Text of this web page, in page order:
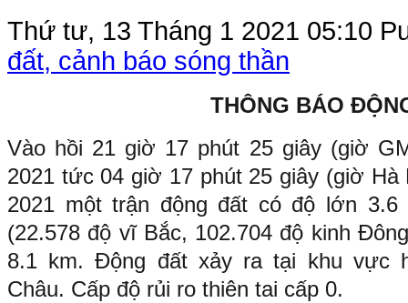
Thứ tư, 13 Tháng 1 2021 05:10
đất, cảnh báo sóng thần
THÔNG BÁO
Vào hồi 21 giờ 17 phút 25 giây (giờ
2021 tức 04 giờ 17 phút 25 giây (giờ Hà
2021 một trận động đất có độ lớn
(22.578 độ vĩ Bắc, 102.704 độ kinh
8.1 km. Động đất xảy ra tại khu vực
Châu. Cấp độ rủi ro thiên tai cấp 0.